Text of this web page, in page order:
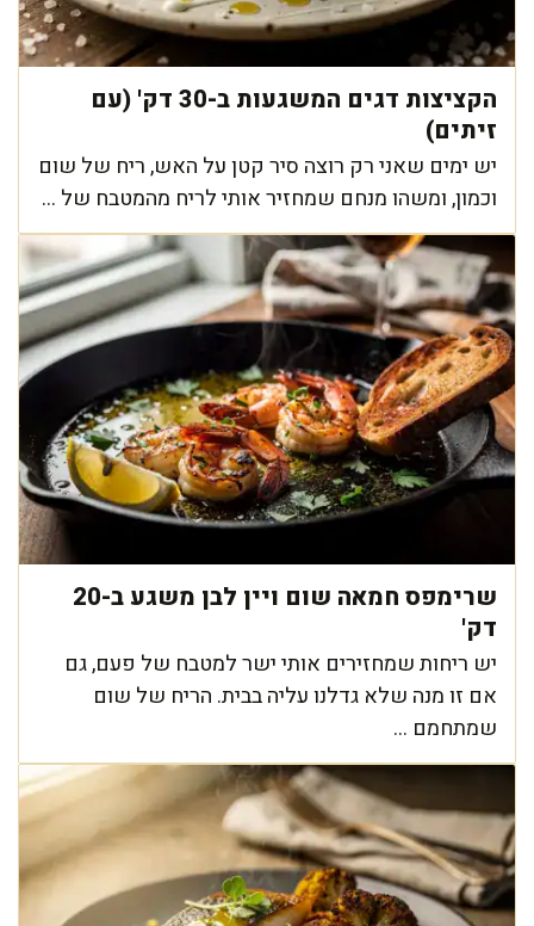
הקציצות דגים המשגעות ב-30 דק' (עם
זיתים)
יש ימים שאני רק רוצה סיר קטן על האש, ריח של שום
וכמון, ומשהו מנחם שמחזיר אותי לריח מהמטבח של ...
שרימפס חמאה שום ויין לבן משגע ב-20
דק'
יש ריחות שמחזירים אותי ישר למטבח של פעם, גם
אם זו מנה שלא גדלנו עליה בבית. הריח של שום
שמתחמם ...